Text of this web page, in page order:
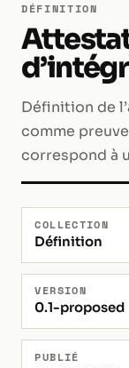
DÉFINITION
Définition de
comme
correspond à
COLLECTION
Définition
VERSION
0.1-proposed
PUBLIÉ